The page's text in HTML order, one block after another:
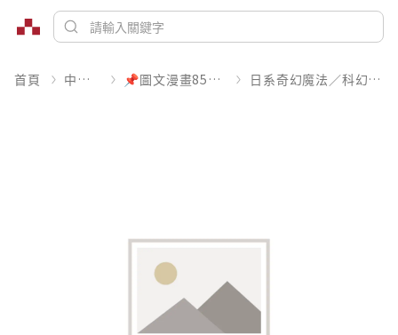
首頁 中文書 📌圖文漫畫85折起 日系奇幻魔法／科幻冒險